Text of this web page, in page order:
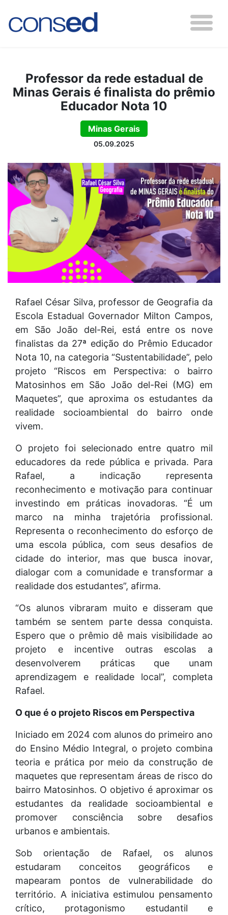
Professor da rede estadual de
Minas Gerais é finalista do prêmio
Educador Nota 10
Minas Gerais
05.09.2025
Rafael César Silva, professor de Geografia da
Escola Estadual Governador Milton Campos,
em São João del-Rei, está entre os nove
finalistas da 27ª edição do Prêmio Educador
Nota 10, na categoria “Sustentabilidade”, pelo
projeto “Riscos em Perspectiva: o bairro
Matosinhos em São João del-Rei (MG) em
Maquetes”, que aproxima os estudantes da
realidade socioambiental do bairro onde
vivem.
O projeto foi selecionado entre quatro mil
educadores da rede pública e privada. Para
Rafael, a indicação representa
reconhecimento e motivação para continuar
investindo em práticas inovadoras. “É um
marco na minha trajetória profissional.
Representa o reconhecimento do esforço de
uma escola pública, com seus desafios de
cidade do interior, mas que busca inovar,
dialogar com a comunidade e transformar a
realidade dos estudantes”, afirma.
“Os alunos vibraram muito e disseram que
também se sentem parte dessa conquista.
Espero que o prêmio dê mais visibilidade ao
projeto e incentive outras escolas a
desenvolverem práticas que unam
aprendizagem e realidade local”, completa
Rafael.
O que é o projeto Riscos em Perspectiva
Iniciado em 2024 com alunos do primeiro ano
do Ensino Médio Integral, o projeto combina
teoria e prática por meio da construção de
maquetes que representam áreas de risco do
bairro Matosinhos. O objetivo é aproximar os
estudantes da realidade socioambiental e
promover consciência sobre desafios
urbanos e ambientais.
Sob orientação de Rafael, os alunos
estudaram conceitos geográficos e
mapearam pontos de vulnerabilidade do
território. A iniciativa estimulou pensamento
crítico, protagonismo estudantil e